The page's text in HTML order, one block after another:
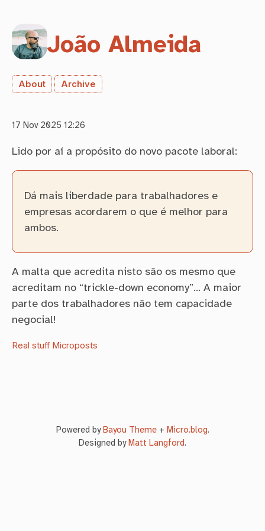
João Almeida
About Archive
17 Nov 2025 12:26
Lido por aí a propósito do novo pacote laboral:
Dá mais liberdade para trabalhadores e
empresas acordarem o que é melhor para
ambos.
A malta que acredita nisto são os mesmo que
acreditam no “trickle-down economy”… A maior
parte dos trabalhadores não tem capacidade
negocial!
Real stuff Microposts
Powered byBayou Theme+ Micro.blog.
Designed byMatt Langford.